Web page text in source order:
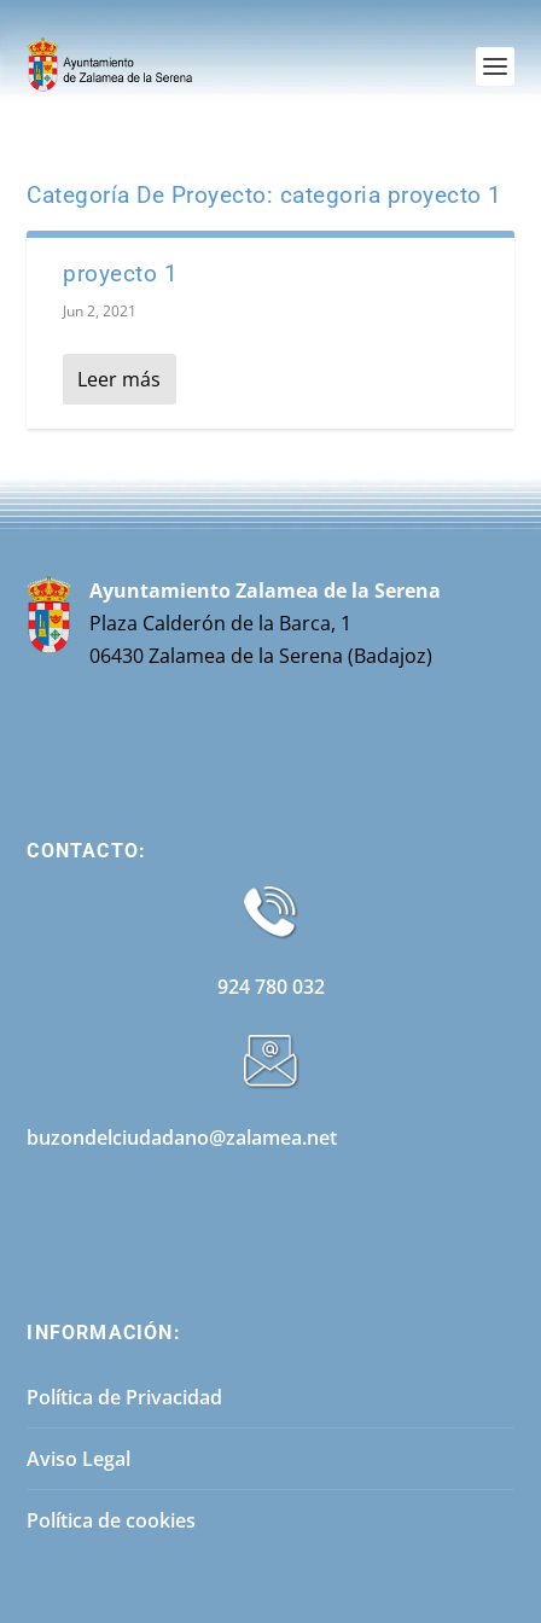
Categoría De Proyecto: categoria proyecto 1
proyecto 1
Jun 2, 2021
Leer más
Ayuntamiento Zalamea de la Serena
Plaza Calderón de la Barca, 1
06430 Zalamea de la Serena (Badajoz)
CONTACTO:
924 780 032
buzondelciudadano@zalamea.net
INFORMACIÓN:
Política de Privacidad
Aviso Legal
Política de cookies